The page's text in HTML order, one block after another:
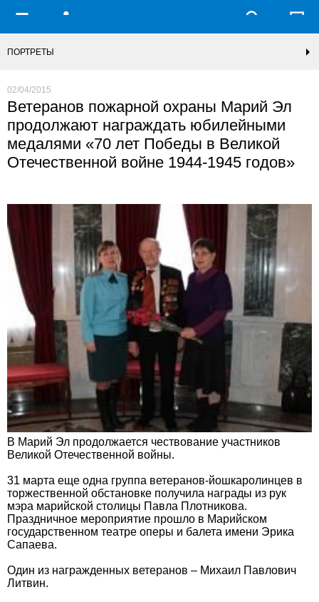
ПОРТРЕТЫ
02/04/2015
Ветеранов пожарной охраны Марий Эл
продолжают награждать юбилейными
медалями «70 лет Победы в Великой
Отечественной войне 1944-1945 годов»
В Марий Эл продолжается чествование участников
Великой Отечественной войны.
31 марта еще одна группа ветеранов-йошкаролинцев в
торжественной обстановке получила награды из рук
мэра марийской столицы Павла Плотникова.
Праздничное мероприятие прошло в Марийском
государственном театре оперы и балета имени Эрика
Сапаева.
Один из награжденных ветеранов – Михаил Павлович
Литвин.